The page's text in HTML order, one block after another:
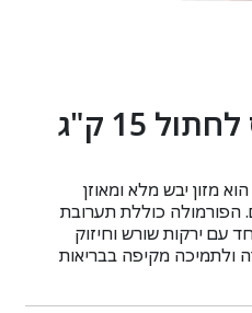
15 ק"ג
HiperPet Cat Delice 28/10 הוא מזון יבש מלא ומאוזן
הפורמולה כוללת תערובת
עם ירקות שורש וחיזוק
ולתמיכה מקיפה בבריאות